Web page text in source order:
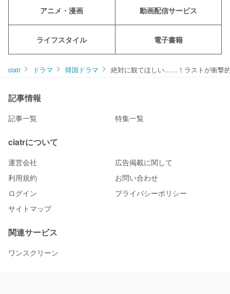
アニメ・漫画 動画配信サービス
ライフスタイル 電子書籍
ciatr ドラマ 韓国ドラマ 絶対に観てほしい……！ラストが衝撃
記事情報
記事一覧 特集一覧
ciatrについて
運営会社
広告掲載に関して
利用規約
お問い合わせ
ログイン
プライバシーポリシー
サイトマップ
関連サービス
ワンスクリーン